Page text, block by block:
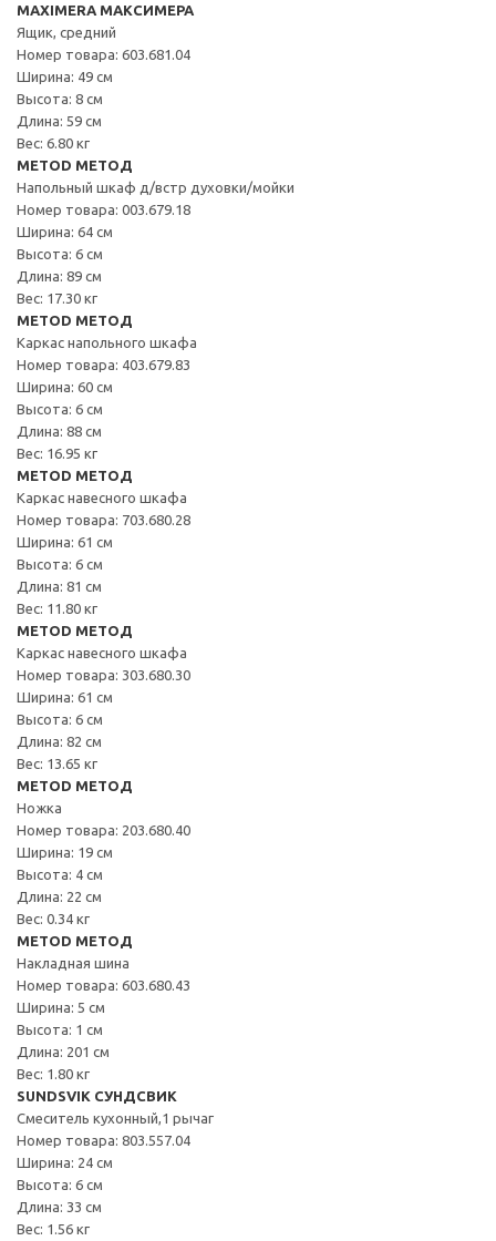
MAXIMERA МАКСИМЕРА
Ящик, средний
Номер товара: 603.681.04
Ширина: 49 см
Высота: 8 см
Длина: 59 см
Вес: 6.80 кг
METOD МЕТОД
Напольный шкаф д/встр духовки/мойки
Номер товара: 003.679.18
Ширина: 64 см
Высота: 6 см
Длина: 89 см
Вес: 17.30 кг
METOD МЕТОД
Каркас напольного шкафа
Номер товара: 403.679.83
Ширина: 60 см
Высота: 6 см
Длина: 88 см
Вес: 16.95 кг
METOD МЕТОД
Каркас навесного шкафа
Номер товара: 703.680.28
Ширина: 61 см
Высота: 6 см
Длина: 81 см
Вес: 11.80 кг
METOD МЕТОД
Каркас навесного шкафа
Номер товара: 303.680.30
Ширина: 61 см
Высота: 6 см
Длина: 82 см
Вес: 13.65 кг
METOD МЕТОД
Ножка
Номер товара: 203.680.40
Ширина: 19 см
Высота: 4 см
Длина: 22 см
Вес: 0.34 кг
METOD МЕТОД
Накладная шина
Номер товара: 603.680.43
Ширина: 5 см
Высота: 1 см
Длина: 201 см
Вес: 1.80 кг
SUNDSVIK СУНДСВИК
Смеситель кухонный,1 рычаг
Номер товара: 803.557.04
Ширина: 24 см
Высота: 6 см
Длина: 33 см
Вес: 1.56 кг